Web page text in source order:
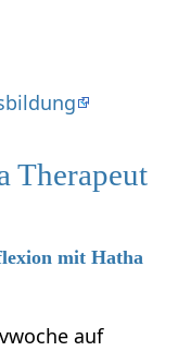
Therapeut
mit Hatha
auf